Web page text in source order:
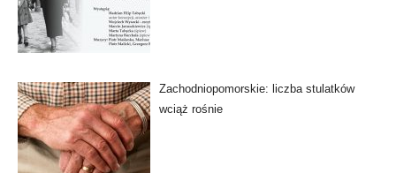
Zachodniopomorskie: liczba stulatków
wciąż rośnie